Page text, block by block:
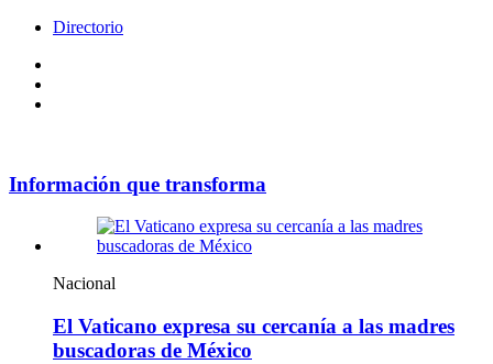
Directorio
Información que transforma
Nacional
El Vaticano expresa su cercanía a las madres
buscadoras de México